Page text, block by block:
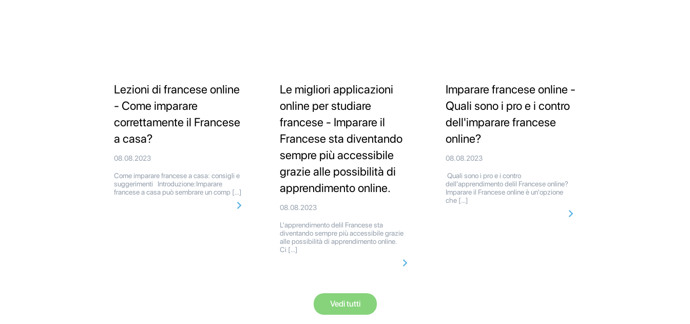
Lezioni di francese online
- Come imparare
correttamente il Francese
a casa?
08.08.2023
Come imparare francese a casa: consigli e
suggerimenti Introduzione:Imparare
francese a casa può sembrare un comp […]
Le migliori applicazioni
online per studiare
francese - Imparare il
Francese sta diventando
sempre più accessibile
grazie alle possibilità di
apprendimento online.
08.08.2023
L'apprendimento delil Francese sta
diventando sempre più accessibile grazie
alle possibilità di apprendimento online.
Ci […]
Imparare francese online -
Quali sono i pro e i contro
dell'imparare francese
online?
08.08.2023
Quali sono i pro e i contro
dell'apprendimento delil Francese online?
Imparare il Francese online è un'opzione
che […]
Vedi tutti